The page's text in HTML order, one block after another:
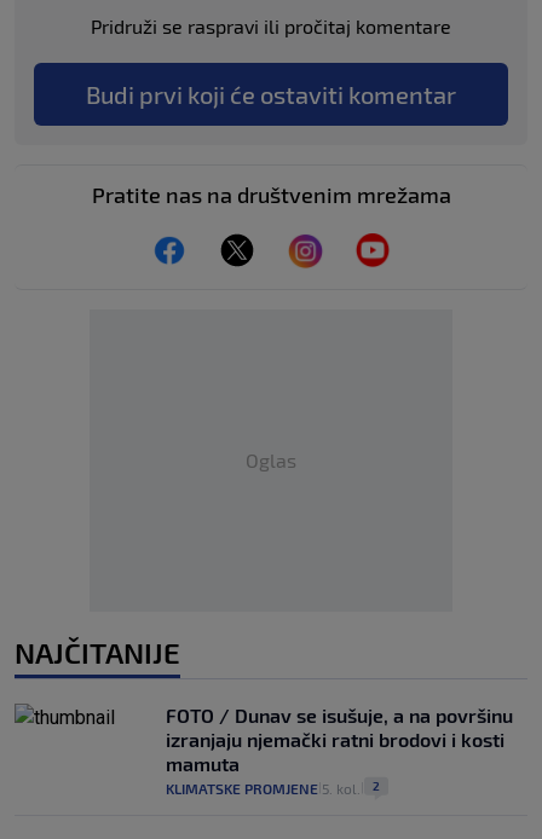
Pridruži se raspravi ili pročitaj komentare
Budi prvi koji će ostaviti komentar
Pratite nas na društvenim mrežama
Oglas
NAJČITANIJE
FOTO / Dunav se isušuje, a na površinu
izranjaju njemački ratni brodovi i kosti
mamuta
KLIMATSKE PROMJENE 5. kol. 2